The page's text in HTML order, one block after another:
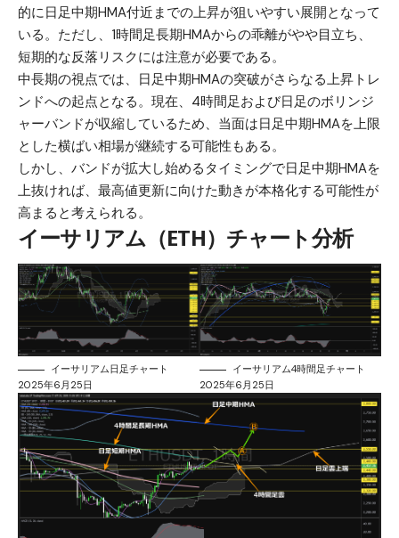
的に日足中期HMA付近までの上昇が狙いやすい展開となって
いる。ただし、1時間足長期HMAからの乖離がやや目立ち、
短期的な反落リスクには注意が必要である。
中長期の視点では、日足中期HMAの突破がさらなる上昇トレ
ンドへの起点となる。現在、4時間足および日足のボリンジ
ャーバンドが収縮しているため、当面は日足中期HMAを上限
とした横ばい相場が継続する可能性もある。
しかし、バンドが拡大し始めるタイミングで日足中期HMAを
上抜ければ、最高値更新に向けた動きが本格化する可能性が
高まると考えられる。
イーサリアム（ETH）チャート分析
イーサリアム日足チャート
2025年6月25日
イーサリアム4時間足チャート
2025年6月25日